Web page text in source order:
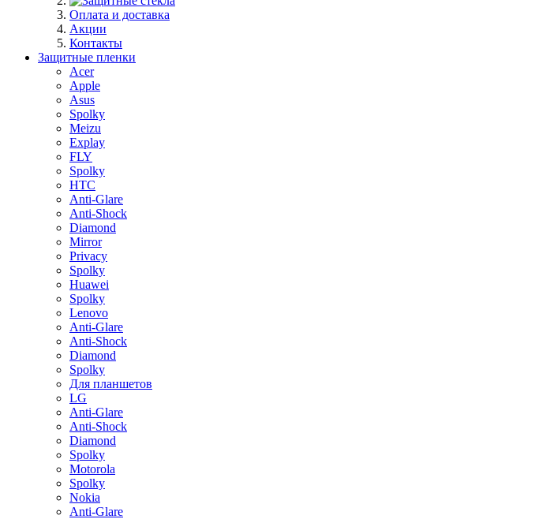
Оплата и доставка
Акции
Контакты
Защитные пленки
Acer
Apple
Asus
Spolky
Meizu
Explay
FLY
Spolky
HTC
Anti-Glare
Anti-Shock
Diamond
Mirror
Privacy
Spolky
Huawei
Spolky
Lenovo
Anti-Glare
Anti-Shock
Diamond
Spolky
Для планшетов
LG
Anti-Glare
Anti-Shock
Diamond
Spolky
Motorola
Spolky
Nokia
Anti-Glare